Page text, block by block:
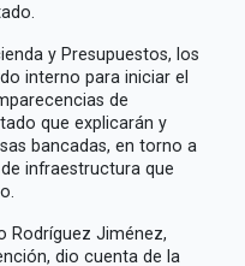
y Presupuestos, los
interno para iniciar el
de
que explicarán y
bancadas, en torno a
infraestructura que
Rodríguez Jiménez,
dio cuenta de la